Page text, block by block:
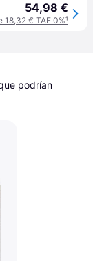
54,98 €
18,32 € TAE 0%¹
podrían